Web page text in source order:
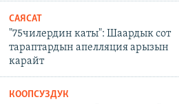
САЯСАТ
"75чилердин каты": Шаардык сот
тараптардын апелляция арызын
карайт
КООПСУЗДУК